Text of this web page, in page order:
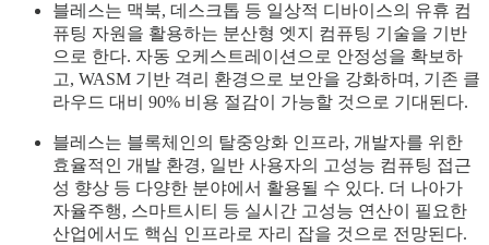
블레스는 맥북, 데스크톱 등 일상적 디바이스의 유휴 컴
퓨팅 자원을 활용하는 분산형 엣지 컴퓨팅 기술을 기반
으로 한다. 자동 오케스트레이션으로 안정성을 확보하
고, WASM 기반 격리 환경으로 보안을 강화하며, 기존 클
라우드 대비 90% 비용 절감이 가능할 것으로 기대된다.
블레스는 블록체인의 탈중앙화 인프라, 개발자를 위한
효율적인 개발 환경, 일반 사용자의 고성능 컴퓨팅 접근
성 향상 등 다양한 분야에서 활용될 수 있다. 더 나아가
자율주행, 스마트시티 등 실시간 고성능 연산이 필요한
산업에서도 핵심 인프라로 자리 잡을 것으로 전망된다.